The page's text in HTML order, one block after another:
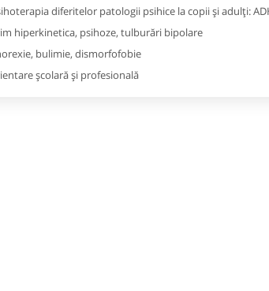
diferitelor patologii psihice la copii şi adulţi:
hiperkinetica, psihoze, tulburări bipolare
bulimie, dismorfofobie
şcolară şi profesională